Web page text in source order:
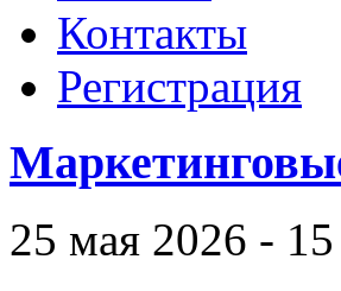
Контакты
Регистрация
25 мая 2026 -